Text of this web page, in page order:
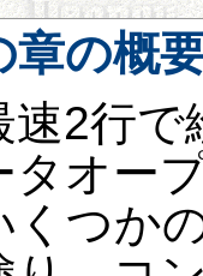
章の概
速2行で
タオー
くつか